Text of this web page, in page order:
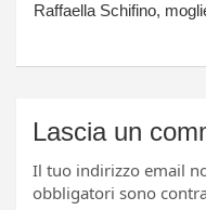
Raffaella Schifino,
Lascia un
Il tuo indirizzo email
obbligatori sono